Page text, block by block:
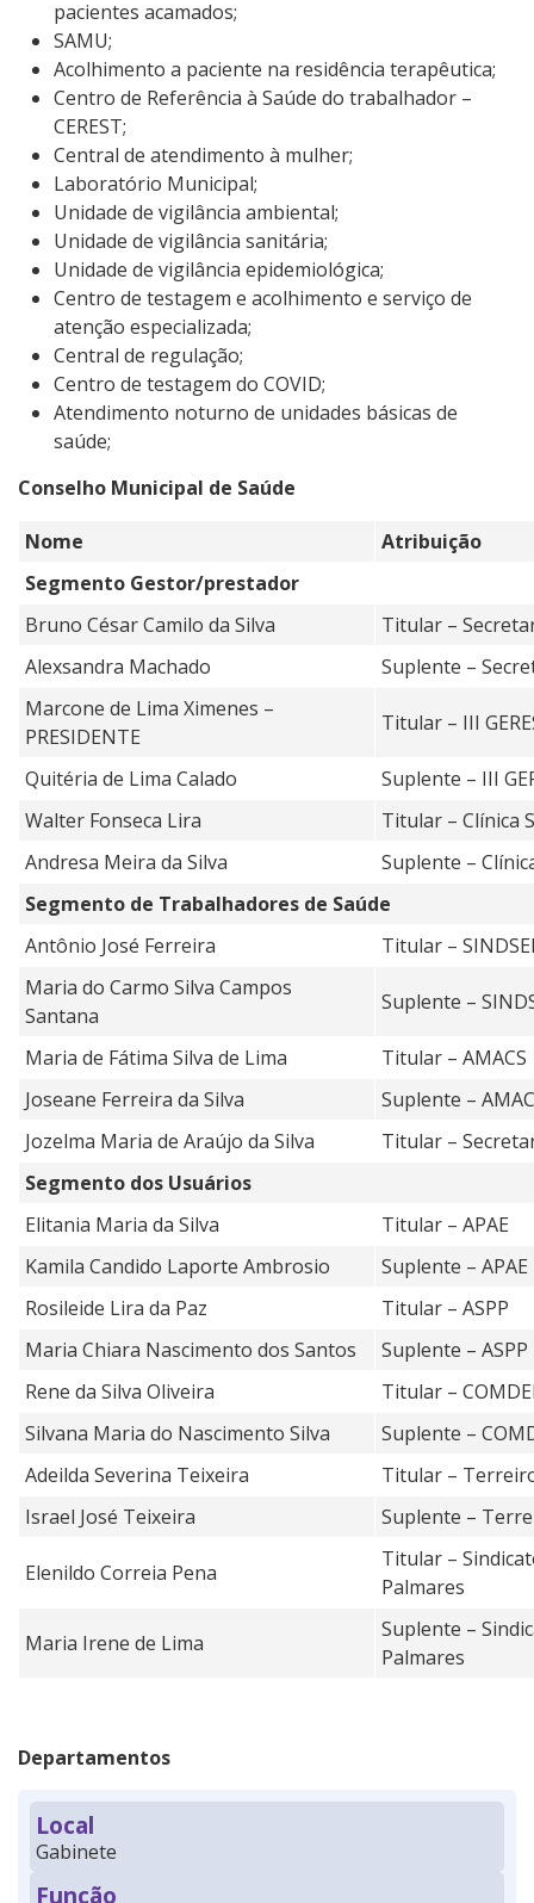
pacientes acamados;
SAMU;
Acolhimento a paciente na residência terapêutica;
Centro de Referência à Saúde do trabalhador –
CEREST;
Central de atendimento à mulher;
Laboratório Municipal;
Unidade de vigilância ambiental;
Unidade de vigilância sanitária;
Unidade de vigilância epidemiológica;
Centro de testagem e acolhimento e serviço de
atenção especializada;
Central de regulação;
Centro de testagem do COVID;
Atendimento noturno de unidades básicas de
saúde;
Conselho Municipal de Saúde
Nome
Atribuição
Segmento Gestor/prestador
Bruno César Camilo da Silva
Titular –
Alexsandra Machado
Suplente –
Marcone de Lima Ximenes –
PRESIDENTE
Titular – III
Quitéria de Lima Calado
Suplente – III
Walter Fonseca Lira
Titular – Clínica
Andresa Meira da Silva
Suplente –
Segmento de Trabalhadores de Saúde
Antônio José Ferreira
Titular –
Maria do Carmo Silva Campos
Santana
Suplente –
Maria de Fátima Silva de Lima
Titular – AMACS
Joseane Ferreira da Silva
Suplente –
Jozelma Maria de Araújo da Silva
Titular –
Segmento dos Usuários
Elitania Maria da Silva
Titular – APAE
Kamila Candido Laporte Ambrosio
Suplente – APAE
Rosileide Lira da Paz
Titular – ASPP
Maria Chiara Nascimento dos Santos
Suplente – ASPP
Rene da Silva Oliveira
Titular –
Silvana Maria do Nascimento Silva
Suplente –
Adeilda Severina Teixeira
Titular – Terreiro
Israel José Teixeira
Suplente –
Elenildo Correia Pena
Titular –
Palmares
Maria Irene de Lima
Suplente –
Palmares
Departamentos
Local
Gabinete
Função